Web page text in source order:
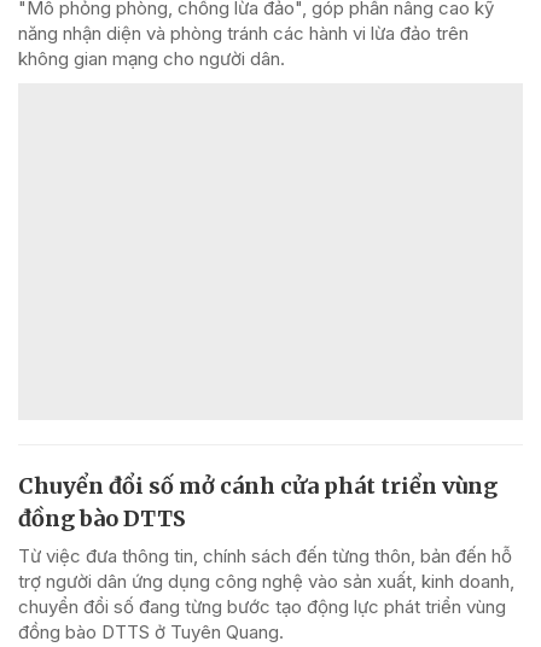
"Mô phỏng phòng, chống lừa đảo", góp phần nâng cao kỹ
năng nhận diện và phòng tránh các hành vi lừa đảo trên
không gian mạng cho người dân.
Chuyển đổi số mở cánh cửa phát triển vùng
đồng bào DTTS
Từ việc đưa thông tin, chính sách đến từng thôn, bản đến hỗ
trợ người dân ứng dụng công nghệ vào sản xuất, kinh doanh,
chuyển đổi số đang từng bước tạo động lực phát triển vùng
đồng bào DTTS ở Tuyên Quang.